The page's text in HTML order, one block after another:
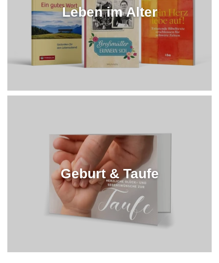
Leben im Alter
Geburt & Taufe